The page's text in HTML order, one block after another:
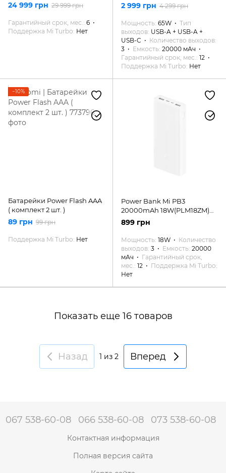
24 999 грн 29 999 грн
Гарантийный срок, мес. 6
Поддержка Mi Turbo Нет
2 999 грн 4 299 грн
Мощность 65W
Тип
выходов USB-A + USB-A +
USB-C
Количество выходов
3
Емкость 20000 мАч
Гарантийный срок, мес. 12
Поддержка Mi Turbo Нет
−10%
Батарейки Power Flash AAA
( комплект 2 шт. )
89 грн 99 грн
Поддержка Mi Turbo Нет
Power Bank Mi PB3
20000mAh 18W(PLM18ZM)
White
899 грн
Мощность 18W
Количество
выходов 3 Емкость 20000
мАч
Гарантийный срок,
мес. 12
Поддержка Mi Turbo
Нет
Показать еще 16 товаров
Назад 1 из 2 Вперед
067 538-60-08 066 538-60-08 073 538-60-08
Контактная информация
Полная версия сайта